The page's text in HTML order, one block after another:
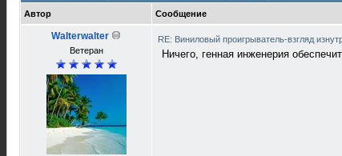
Автор Сообщение
Walterwalter
Ветеран
RE: Виниловый проигрыватель-взгляд
Ничего, генная инженерия